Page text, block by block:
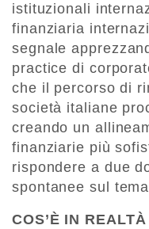
istituzionali
finanziaria
segnale
practice di
che il percorso di
società italiane
creando un
finanziarie più
rispondere a due
spontanee sul
COS’È IN